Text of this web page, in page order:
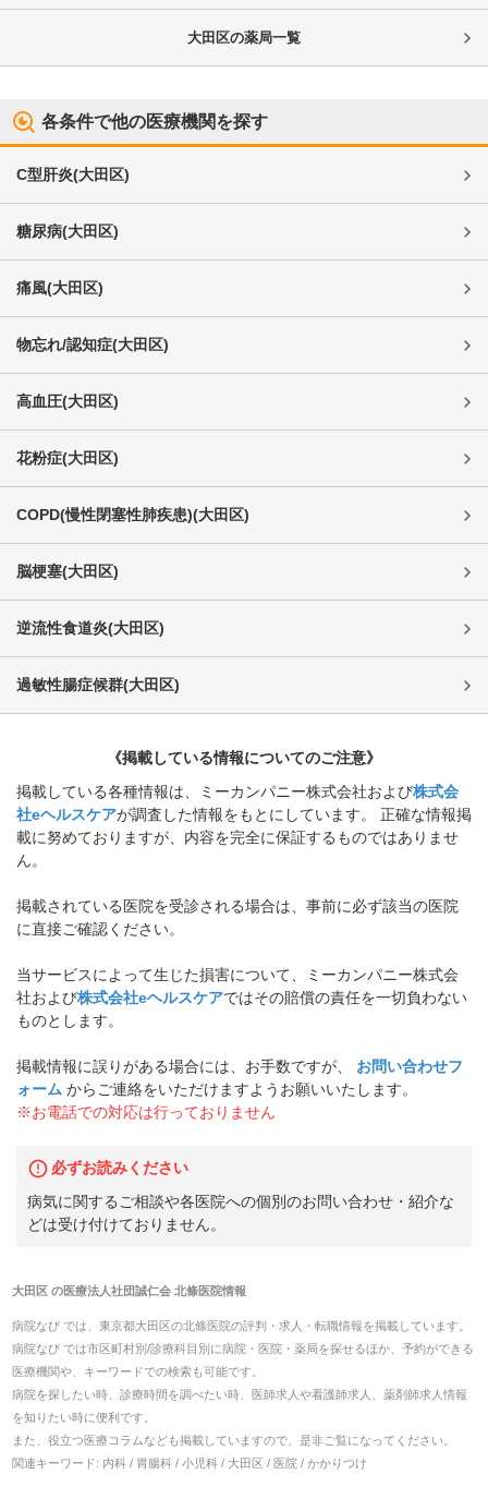
大田区の薬局一覧
各条件で他の医療機関を探す
C型肝炎(大田区)
糖尿病(大田区)
痛風(大田区)
物忘れ/認知症(大田区)
高血圧(大田区)
花粉症(大田区)
COPD(慢性閉塞性肺疾患)(大田区)
脳梗塞(大田区)
逆流性食道炎(大田区)
過敏性腸症候群(大田区)
《掲載している情報についてのご注意》
掲載している各種情報は、ミーカンパニー株式会社および株式会
社eヘルスケアが調査した情報をもとにしています。 正確な情報掲
載に努めておりますが、内容を完全に保証するものではありませ
ん。
掲載されている医院を受診される場合は、事前に必ず該当の医院
に直接ご確認ください。
当サービスによって生じた損害について、ミーカンパニー株式会
社および株式会社eヘルスケアではその賠償の責任を一切負わない
ものとします。
掲載情報に誤りがある場合には、お手数ですが、
お問い合わせフ
ォーム からご連絡をいただけますようお願いいたします。
※お電話での対応は行っておりません
必ずお読みください
病気に関するご相談や各医院への個別のお問い合わせ・紹介な
どは受け付けておりません。
大田区の医療法人社団誠仁会 北條医院情報
病院なび では、 東京都大田区の北條医院の評判・求人・転職情報を掲載しています。
病院なび では市区町村別/診療科目別に病院・医院・薬局を探せるほか、予約ができる
医療機関や、キーワードでの検索も可能です。
病院を探したい時、診療時間を調べたい時、医師求人や看護師求人、薬剤師求人情報
を知りたい時に便利です。
また、役立つ医療コラムなども掲載していますので、是非ご覧になってください。
関連キーワード: 内科 / 胃腸科 / 小児科 / 大田区 / 医院 / かかりつけ